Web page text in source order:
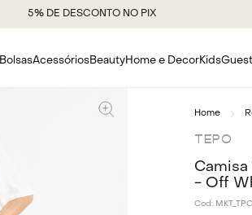
5% DE DESCONTO NO PIX
BolsasAcessóriosBeautyHome e DecorKids
TEPO
- Off
Cod: